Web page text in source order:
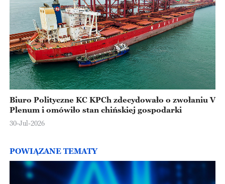
Biuro Polityczne KC KPCh zdecydowało o zwołaniu V
Plenum i omówiło stan chińskiej gospodarki
30-Jul-2026
POWIĄZANE TEMATY